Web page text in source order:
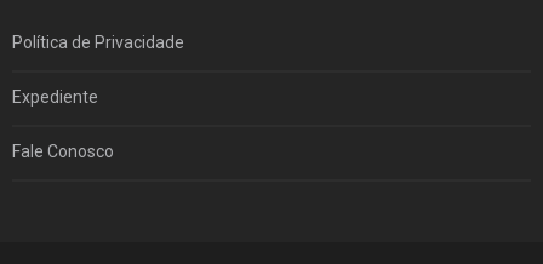
Política de Privacidade
Expediente
Fale Conosco